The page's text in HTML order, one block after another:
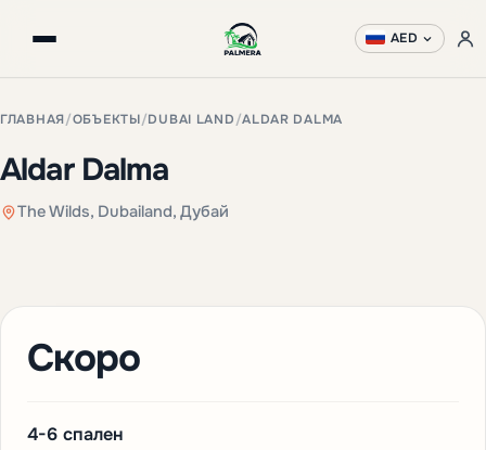
AED
ГЛАВНАЯ/ОБЪЕКТЫ/DUBAI LAND /ALDAR DALMA
Aldar Dalma
The Wilds, Dubailand, Дубай
Скоро
4-6 спален